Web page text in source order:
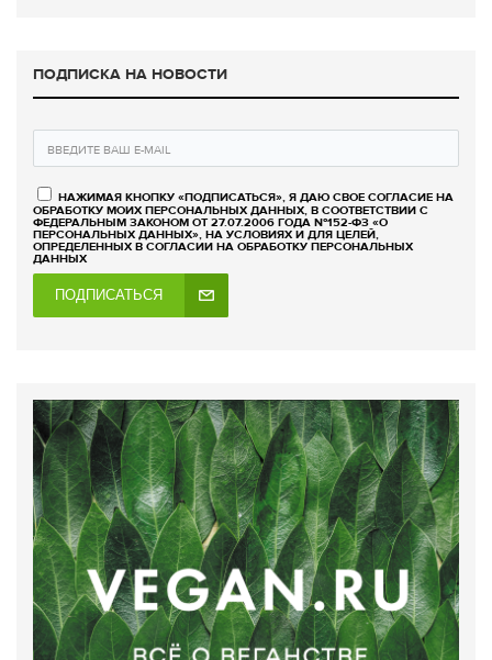
ПОДПИСКА НА НОВОСТИ
НАЖИМАЯ КНОПКУ «ПОДПИСАТЬСЯ», Я ДАЮ СВОЕ СОГЛАСИЕ НА
ОБРАБОТКУ МОИХ ПЕРСОНАЛЬНЫХ ДАННЫХ, В СООТВЕТСТВИИ С
ФЕДЕРАЛЬНЫМ ЗАКОНОМ ОТ 27.07.2006 ГОДА №152-ФЗ «О
ПЕРСОНАЛЬНЫХ ДАННЫХ», НА УСЛОВИЯХ И ДЛЯ ЦЕЛЕЙ,
ОПРЕДЕЛЕННЫХ В СОГЛАСИИ НА ОБРАБОТКУ ПЕРСОНАЛЬНЫХ
ДАННЫХ
ПОДПИСАТЬСЯ